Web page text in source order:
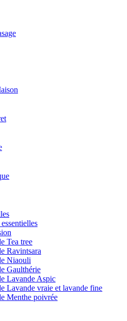
Tea tree
Ravintsara
Niaouli
Gaulthérie
Lavande Aspic
Lavande vraie et lavande fine
Menthe poivrée